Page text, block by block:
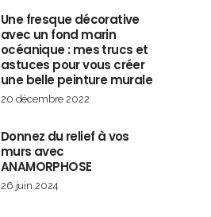
Une fresque décorative
avec un fond marin
océanique : mes trucs et
astuces pour vous créer
une belle peinture murale
20 décembre 2022
Donnez du relief à vos
murs avec
ANAMORPHOSE
26 juin 2024